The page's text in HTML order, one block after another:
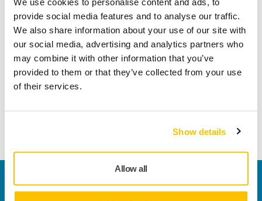
provide social media features and to analyse our traffic.
We also share information about your use of our site with
our social media, advertising and analytics partners who
may combine it with other information that you’ve
provided to them or that they’ve collected from your use
of their services.
Show details
Allow all
støvfri sliping betyr for henne.
"Det er bra for meg, og det er også bra for kundene mine, siden støv
ikke havner i lungene våre."
Kontakt oss